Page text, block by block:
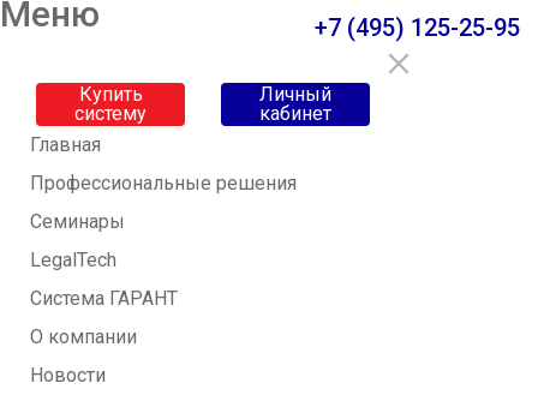
Меню
Купить
систему
Личный
кабинет
Главная
Профессиональные решения
Семинары
LegalTech
Система ГАРАНТ
О компании
Новости
+7 (495) 125-25-95